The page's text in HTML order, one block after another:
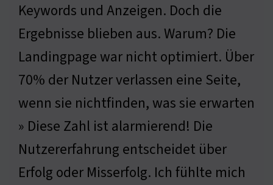
Keywords und Anzeigen. Doch die
Ergebnisse blieben aus. Warum? Die
Landingpage war nicht optimiert. Über
70% der Nutzer verlassen eine Seite,
wenn sie nichtfinden, was sie erwarten
» Diese Zahl ist alarmierend! Die
Nutzererfahrung entscheidet über
Erfolg oder Misserfolg. Ich fühlte mich